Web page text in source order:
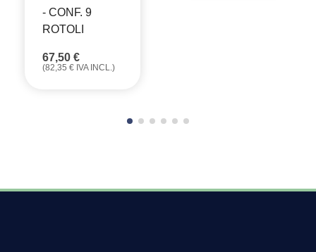
- CONF. 9
ROTOLI
67,50 €
(82,35 € IVA INCL.)